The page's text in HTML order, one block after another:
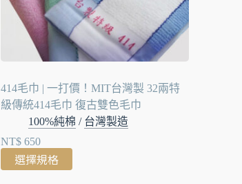
414毛巾 | 一打價！MIT台灣製 32兩特
級傳統414毛巾 復古雙色毛巾
100%純棉 / 台灣製造
NT$ 650
選擇規格